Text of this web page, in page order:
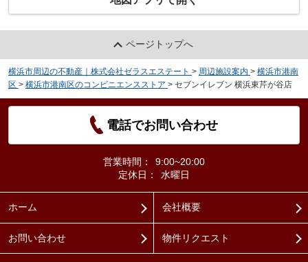
ページトップへ
横浜市周辺の不動産｜株式会社ゼラスエステート > 周辺施設案内 > 横浜市港南
区 > 横浜市港南区のコンビニエンスストア > セブンイレブン 横浜東芹が谷店
電話でお問い合わせ
営業時間：
9:00~20:00
定休日：
水曜日
ホーム 会社概要
お問い合わせ 物件リクエスト